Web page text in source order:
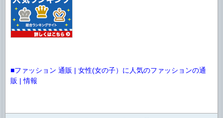
■ファッション 通販 | 女性(女の子）に人気のファッションの通
販 | 情報